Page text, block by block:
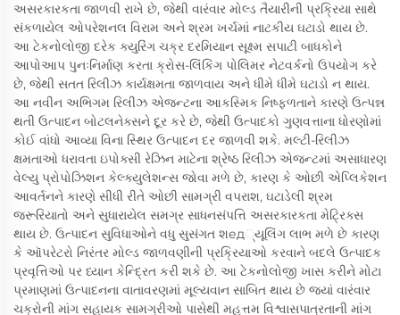
અસરકારકતા જાળવી રાખે છે, જેથી વારંવાર મોલ્ડ તૈયારીની પ્રક્રિયા સાથે
સંકળાયેલ ઓપરેશનલ વિરામ અને શ્રમ ખર્ચમાં નાટકીય ઘટાડો થાય છે.
આ ટેકનોલોજી દરેક ક્યુરિંગ ચક્ર દરમિયાન સૂક્ષ્મ સપાટી બાધકોને
આપોઆપ પુનઃનિર્માણ કરતા ક્રોસ-લિંકિંગ પોલિમર નેટવર્કનો ઉપયોગ કરે
છે, જેથી સતત રિલીઝ કાર્યક્ષમતા જાળવાય અને ધીમે ધીમે ઘટાડો ન થાય.
આ નવીન અભિગમ રિલીઝ એજન્ટના આકસ્મિક નિષ્ફળતાને કારણે ઉત્પન્ન
થતી ઉત્પાદન બોટલનેક્સને દૂર કરે છે, જેથી ઉત્પાદકો ગુણવત્તાના ધોરણોમાં
કોઈ વાંધો આવ્યા વિના સ્થિર ઉત્પાદન દર જાળવી શકે. મલ્ટી-રિલીઝ
ક્ષમતાઓ ધરાવતા ઇપોક્સી રેઝિન માટેના શ્રેષ્ઠ રિલીઝ એજન્ટમાં અસાધારણ
વેલ્યુ પ્રોપોઝિશન કેલ્ક્યુલેશન્સ જોવા મળે છે, કારણ કે ઓછી એપ્લિકેશન
આવર્તનને કારણે સીધી રીતે ઓછી સામગ્રી વપરાશ, ઘટાડેલી શ્રમ
જરૂરિયાતો અને સુધારાયેલ સમગ્ર સાધનસંપત્તિ અસરકારકતા મેટ્રિક્સ
થાય છે. ઉત્પાદન સુવિધાઓને વધુ સુસંગત શед્યૂલિંગ લાભ મળે છે કારણ
કે ઑપરેટરો નિરંતર મોલ્ડ જાળવણીની પ્રક્રિયાઓ કરવાને બદલે ઉત્પાદક
પ્રવૃત્તિઓ પર ધ્યાન કેન્દ્રિત કરી શકે છે. આ ટેકનોલોજી ખાસ કરીને મોટા
પ્રમાણમાં ઉત્પાદનના વાતાવરણમાં મૂલ્યવાન સાબિત થાય છે જ્યાં વારંવાર
ચક્રોની માંગ સહાયક સામગ્રીઓ પાસેથી મહત્તમ વિશ્વાસપાત્રતાની માંગ